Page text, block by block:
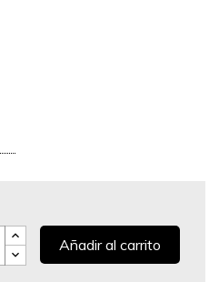
Añadir al carrito